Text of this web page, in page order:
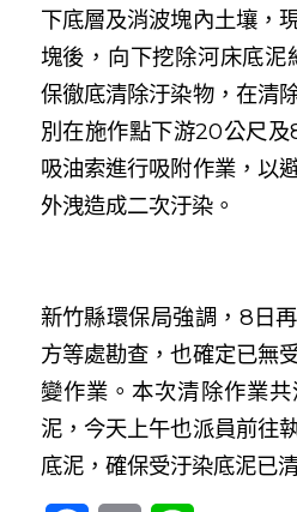
下底層及消波塊內土壤，
塊後，向下挖除河床底泥
保徹底清除汙染物，在清
別在施作點下游20公尺
吸油索進行吸附作業，以
外洩造成二次汙染。
新竹縣環保局強調，8日
方等處勘查，也確定已無
變作業。本次清除作業
泥，今天上午也派員前往
底泥，確保受汙染底泥已